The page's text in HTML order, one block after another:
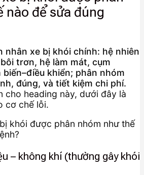
nào để sửa đúng
nhân xe bị khói chính: hệ nhiên
trơn, hệ làm mát, cụm
biến–điều khiển; phân nhóm
đúng, và tiết kiệm chi phí.
cho heading này, dưới đây là
cơ chế lỗi.
– không khí (thường gây khói